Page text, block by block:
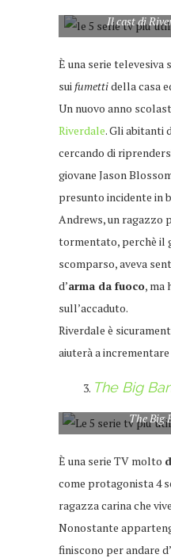
Il cast di
È una serie televesiva
sui fumettidella casa
Un nuovo anno
Riverdale. Gli abitanti
cercando di
giovane Jason
presunto incidente in
Andrews, un ragazzo
tormentato, perchè il
scomparso, aveva
d’arma da fuoco, ma
sull’accaduto.
Riverdale è
aiuterà a
The Big
The Big
È una serie TV molto
come protagonista 4
ragazza carina che
Nonostante
finiscono per andare